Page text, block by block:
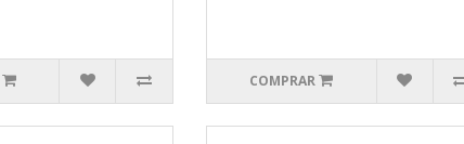
COMPRAR